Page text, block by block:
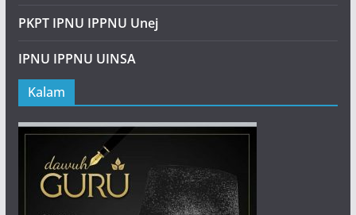
PKPT IPNU IPPNU Unej
IPNU IPPNU UINSA
Kalam